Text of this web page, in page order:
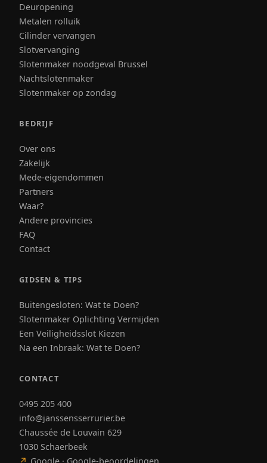
Deuropening
Metalen rolluik
Cilinder vervangen
Slotvervanging
Slotenmaker noodgeval Brussel
Nachtslotenmaker
Slotenmaker op zondag
BEDRIJF
Over ons
Zakelijk
Mede-eigendommen
Partners
Waar?
Andere provincies
FAQ
Contact
GIDSEN & TIPS
Buitengesloten: Wat te Doen?
Slotenmaker Oplichting Vermijden
Een Veiligheidsslot Kiezen
Na een Inbraak: Wat te Doen?
CONTACT
0495 205 400
info@janssensserrurier.be
Chaussée de Louvain 629
1030 Schaerbeek
↗ Google · Google-beoordelingen